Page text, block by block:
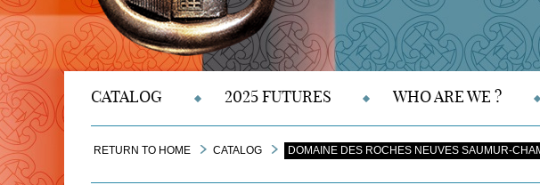
CATALOG 2025 FUTURES WHO ARE WE ?
RETURN TO HOME CATALOG DOMAINE DES ROCHES NEUVES SAUMUR-